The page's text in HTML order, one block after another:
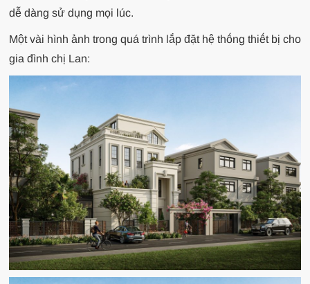
dễ dàng sử dụng mọi lúc.
Một vài hình ảnh trong quá trình lắp đặt hệ thống thiết bị cho
gia đình chị Lan: